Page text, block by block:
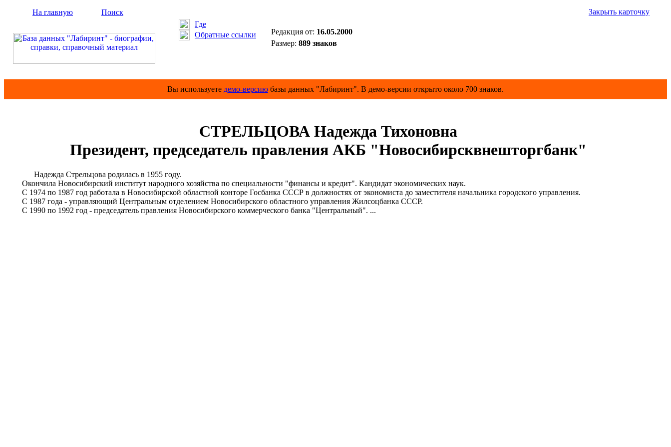
На главную
Поиск
Где
Обратные ссылки
Закрыть карточку
Редакция от: 16.05.2000
Размер: 889 знаков
Вы используете демо-версию базы данных "Лабиринт". В демо-версии открыто около 700 знаков.
СТРЕЛЬЦОВА Надежда Тихоновна
Президент, председатель правления АКБ "Новосибирсквнешторгбанк"
Надежда Стрельцова родилась в 1955 году.
Окончила Новосибирский институт народного хозяйства по специальности "финансы и кредит". Кандидат экономических наук.
С 1974 по 1987 год работала в Новосибирской областной конторе Госбанка СССР в должностях от экономиста до заместителя начальника городского управления.
С 1987 года - управляющий Центральным отделением Новосибирского областного управления Жилсоцбанка СССР.
С 1990 по 1992 год - председатель правления Новосибирского коммерческого банка "Центральный". ...